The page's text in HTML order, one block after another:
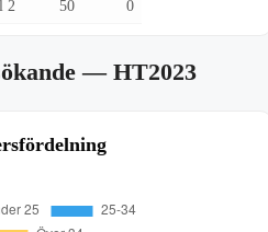
2 50 0
— HT2023